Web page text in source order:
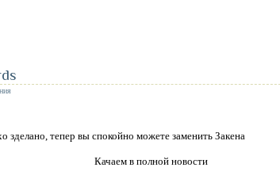
зделано, тепер вы спокойно можете заменить Закена
Качаем в полной новости